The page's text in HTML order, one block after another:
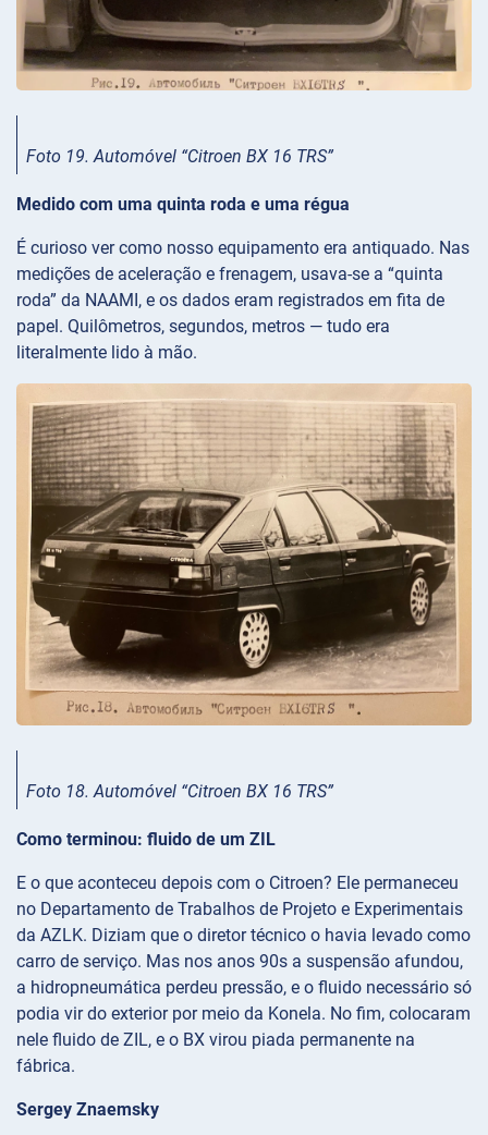
Foto 19. Automóvel “Citroen BX 16 TRS”
Medido com uma quinta roda e uma régua
É curioso ver como nosso equipamento era antiquado. Nas
medições de aceleração e frenagem, usava-se a “quinta
roda” da NAAMI, e os dados eram registrados em fita de
papel. Quilômetros, segundos, metros — tudo era
literalmente lido à mão.
Foto 18. Automóvel “Citroen BX 16 TRS”
Como terminou: fluido de um ZIL
E o que aconteceu depois com o Citroen? Ele permaneceu
no Departamento de Trabalhos de Projeto e Experimentais
da AZLK. Diziam que o diretor técnico o havia levado como
carro de serviço. Mas nos anos 90s a suspensão afundou,
a hidropneumática perdeu pressão, e o fluido necessário só
podia vir do exterior por meio da Konela. No fim, colocaram
nele fluido de ZIL, e o BX virou piada permanente na
fábrica.
Sergey Znaemsky